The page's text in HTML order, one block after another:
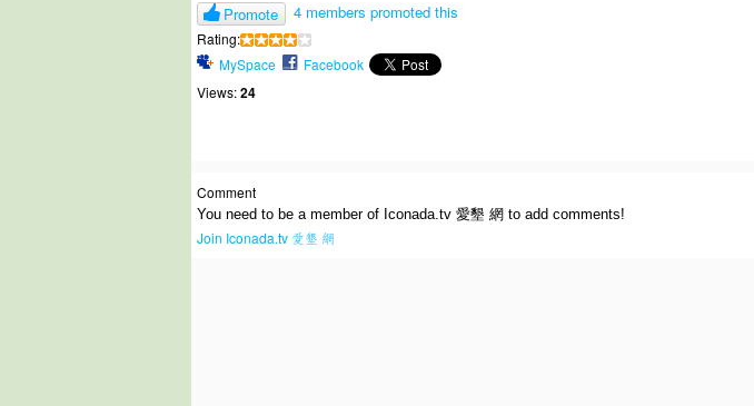
Promote 4 members promoted this
Rating:
MySpace
Facebook
Views:24
Comment
You need to be a member of Iconada.tv 愛墾 網 to add comments!
Join Iconada.tv 愛墾 網